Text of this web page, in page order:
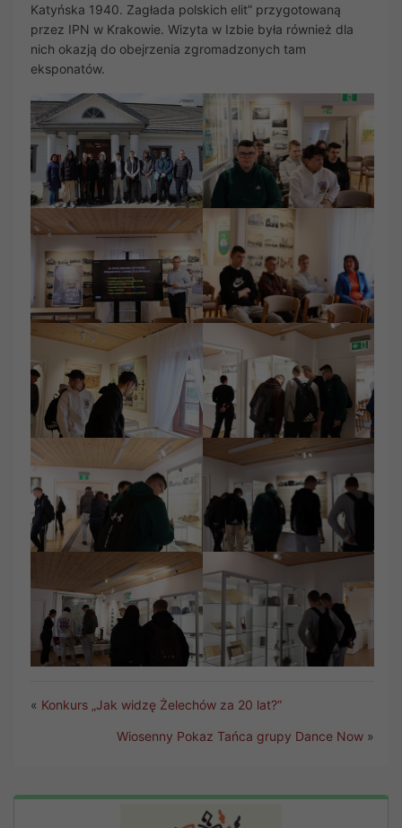
Katyńska 1940. Zagłada polskich elit” przygotowaną
przez IPN w Krakowie. Wizyta w Izbie była również dla
nich okazją do obejrzenia zgromadzonych tam
eksponatów.
« Konkurs „Jak widzę Żelechów za 20 lat?”
Wiosenny Pokaz Tańca grupy Dance Now »